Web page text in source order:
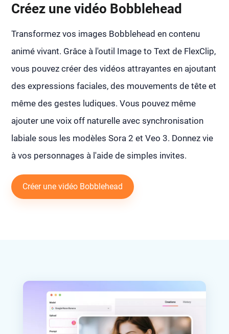
Créez une vidéo Bobblehead
Transformez vos images Bobblehead en contenu
animé vivant. Grâce à l'outil Image to Text de FlexClip,
vous pouvez créer des vidéos attrayantes en ajoutant
des expressions faciales, des mouvements de tête et
même des gestes ludiques. Vous pouvez même
ajouter une voix off naturelle avec synchronisation
labiale sous les modèles Sora 2 et Veo 3. Donnez vie
à vos personnages à l'aide de simples invites.
Créer une vidéo Bobblehead